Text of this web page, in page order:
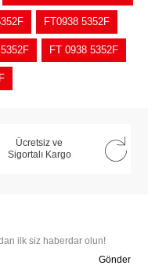
FT0938 5352F
FT 0938 5352F
Ücretsiz ve
Sigortalı Kargo
ilk siz haberdar olun!
Gönder